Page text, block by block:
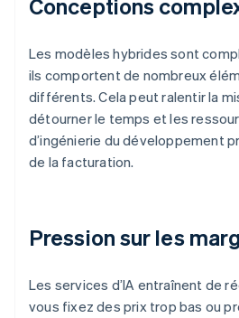
Conceptions
Les modèles hybrides sont
ils comportent de nombreux
différents. Cela peut ralentir la
détourner le temps et les
d’ingénierie du développement
de la facturation.
Pression sur les
Les services d’IA entraînent de
vous fixez des prix trop bas ou